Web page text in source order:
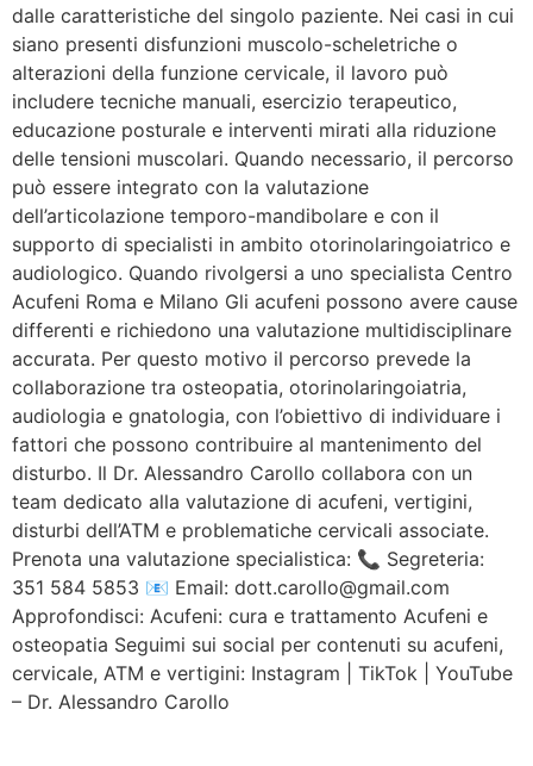
dalle caratteristiche del singolo paziente. Nei casi in cui
siano presenti disfunzioni muscolo-scheletriche o
alterazioni della funzione cervicale, il lavoro può
includere tecniche manuali, esercizio terapeutico,
educazione posturale e interventi mirati alla riduzione
delle tensioni muscolari. Quando necessario, il percorso
può essere integrato con la valutazione
dell’articolazione temporo-mandibolare e con il
supporto di specialisti in ambito otorinolaringoiatrico e
audiologico. Quando rivolgersi a uno specialista Centro
Acufeni Roma e Milano Gli acufeni possono avere cause
differenti e richiedono una valutazione multidisciplinare
accurata. Per questo motivo il percorso prevede la
collaborazione tra osteopatia, otorinolaringoiatria,
audiologia e gnatologia, con l’obiettivo di individuare i
fattori che possono contribuire al mantenimento del
disturbo. Il Dr. Alessandro Carollo collabora con un
team dedicato alla valutazione di acufeni, vertigini,
disturbi dell’ATM e problematiche cervicali associate.
Prenota una valutazione specialistica: 📞 Segreteria:
351 584 5853 📧 Email: dott.carollo@gmail.com
Approfondisci: Acufeni: cura e trattamento Acufeni e
osteopatia Seguimi sui social per contenuti su acufeni,
cervicale, ATM e vertigini: Instagram | TikTok | YouTube
– Dr. Alessandro Carollo